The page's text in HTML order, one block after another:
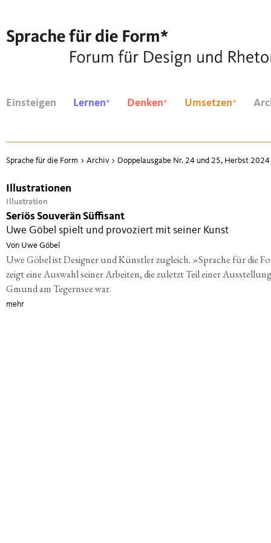
Einsteigen Lernen* Denken* Umsetzen*
Sprache für die Form > Archiv > Doppelausgabe Nr. 24 und 25, Herbst 2024
Illustrationen
Illustration
Seriös Souverän Süffisant
Uwe Göbel spielt und provoziert mit seiner Kunst
Von Uwe Göbel
Uwe Göbel ist Designer und Künstler zugleich. »Sprache für die
zeigt eine Auswahl seiner Arbeiten, die zuletzt Teil einer
Gmund am Tegernsee war.
mehr